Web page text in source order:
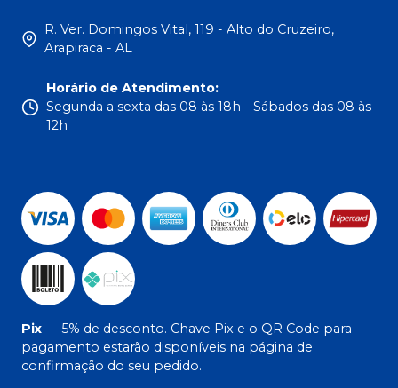
R. Ver. Domingos Vital, 119 - Alto do Cruzeiro,
Arapiraca - AL
Horário de Atendimento:
Segunda a sexta das 08 às 18h - Sábados das 08 às
12h
Pix - 5% de desconto. Chave Pix e o QR Code para
pagamento estarão disponíveis na página de
confirmação do seu pedido.